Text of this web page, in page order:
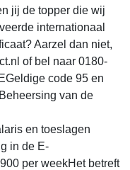
jij de topper die wij
internationaal
Aarzel dan niet,
of bel naar 0180-
code 95 en
van de
en toeslagen
in de E-
per weekHet betreft